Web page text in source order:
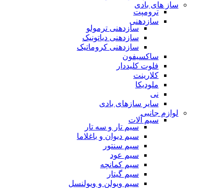
ساز های بادی
ترومپت
سازدهنی
سازدهنی ترمولو
سازدهنی دیاتونیک
سازدهنی کروماتیک
ساکسیفون
فلوت کلیددار
کلارینت
ملودیکا
نی
سایر سازهای بادی
لوازم جانبی
سیم آلات
سیم تار و سه تار
سیم دیوان و باغلاما
سیم سنتور
سیم عود
سیم کمانچه
سیم گیتار
سیم ویولن و ویولنسل